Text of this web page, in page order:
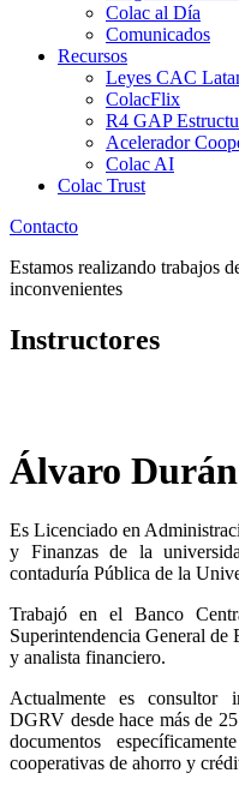
Colac al Día
Comunicados
Recursos
Leyes CAC
ColacFlix
R4 GAP
Acelerador
Colac AI
Colac Trust
Contacto
Estamos realizando trabajos
inconvenientes
Instructores
Álvaro
Es Licenciado en
y Finanzas de la
contaduría Pública de la
Trabajó en el Banco
Superintendencia General de
y analista financiero.
Actualmente es consultor
DGRV desde hace más de
documentos
cooperativas de ahorro y